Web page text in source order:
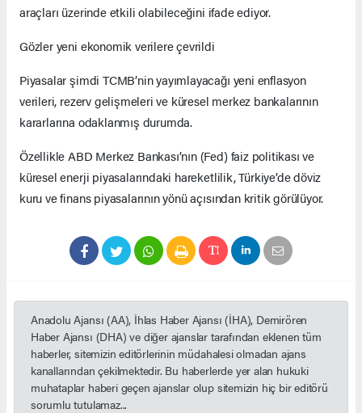
araçları üzerinde etkili olabileceğini ifade ediyor.
Gözler yeni ekonomik verilere çevrildi
Piyasalar şimdi TCMB’nin yayımlayacağı yeni enflasyon
verileri, rezerv gelişmeleri ve küresel merkez bankalarının
kararlarına odaklanmış durumda.
Özellikle ABD Merkez Bankası’nın (Fed) faiz politikası ve
küresel enerji piyasalarındaki hareketlilik, Türkiye’de döviz
kuru ve finans piyasalarının yönü açısından kritik görülüyor.
Anadolu Ajansı (AA), İhlas Haber Ajansı (İHA), Demirören
Haber Ajansı (DHA) ve diğer ajanslar tarafından eklenen tüm
haberler, sitemizin editörlerinin müdahalesi olmadan ajans
kanallarından çekilmektedir. Bu haberlerde yer alan hukuki
muhataplar haberi geçen ajanslar olup sitemizin hiç bir editörü
sorumlu tutulamaz...